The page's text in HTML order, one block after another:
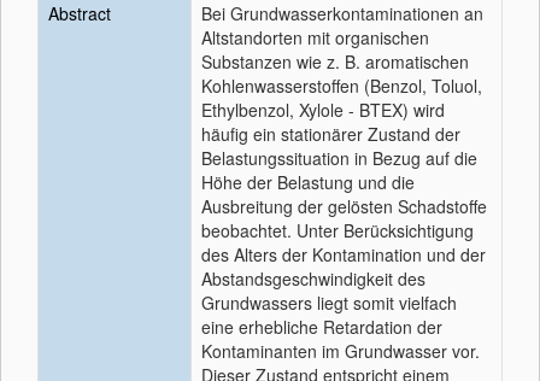
Abstract
Bei Grundwasserkontaminationen an
Altstandorten mit organischen
Substanzen wie z. B. aromatischen
Kohlenwasserstoffen (Benzol, Toluol,
Ethylbenzol, Xylole - BTEX) wird
häufig ein stationärer Zustand der
Belastungssituation in Bezug auf die
Höhe der Belastung und die
Ausbreitung der gelösten Schadstoffe
beobachtet. Unter Berücksichtigung
des Alters der Kontamination und der
Abstandsgeschwindigkeit des
Grundwassers liegt somit vielfach
eine erhebliche Retardation der
Kontaminanten im Grundwasser vor.
Dieser Zustand entspricht einem